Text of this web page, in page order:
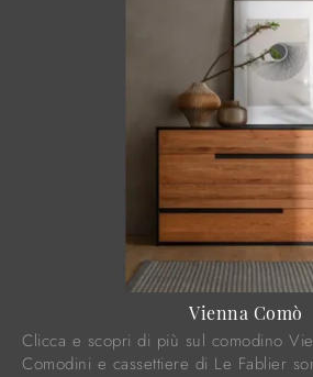
Vienna Comò
Clicca e scopri di più sul comodino
Comodini e cassettiere di Le Fablier